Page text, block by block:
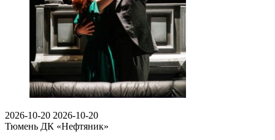
2026-10-20 2026-10-20
Тюмень ДК «Нефтяник»